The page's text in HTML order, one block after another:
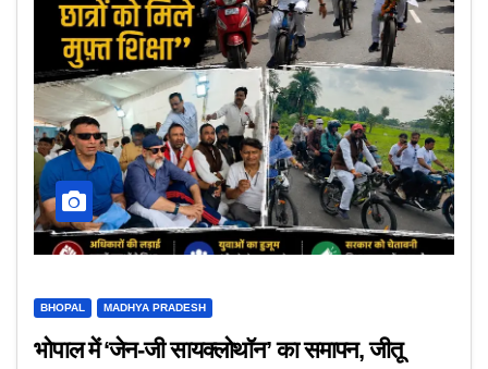
BHOPAL MADHYA PRADESH
भोपाल में ‘जेन-जी सायक्लोथॉन’ का समापन, जीतू